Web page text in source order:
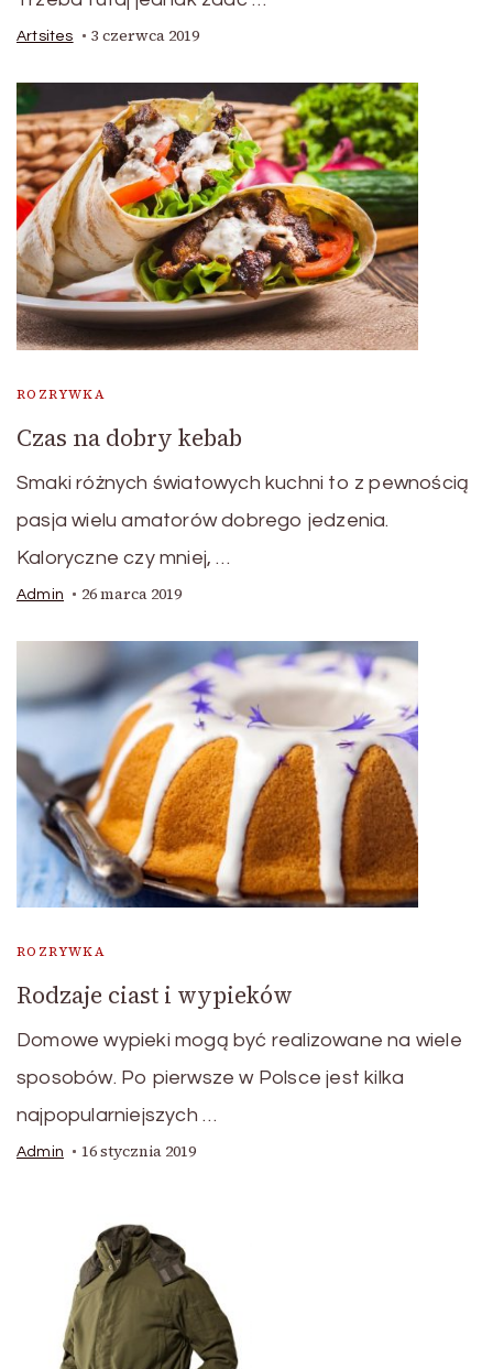
Artsites 3 czerwca 2019
ROZRYWKA
Czas na dobry kebab
Smaki różnych światowych kuchni to z pewnością
pasja wielu amatorów dobrego jedzenia.
Kaloryczne czy mniej, …
Admin 26 marca 2019
ROZRYWKA
Rodzaje ciast i wypieków
Domowe wypieki mogą być realizowane na wiele
sposobów. Po pierwsze w Polsce jest kilka
najpopularniejszych …
Admin 16 stycznia 2019